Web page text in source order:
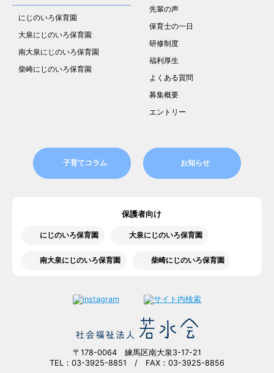
にじのいろ保育園
大泉にじのいろ保育園
南大泉にじのいろ保育園
柴崎にじのいろ保育園
先輩の声
保育士の一日
研修制度
福利厚生
よくある質問
募集概要
エントリー
子育てコラム お知らせ
保護者向け
にじのいろ保育園 大泉にじのいろ保育園
南大泉にじのいろ保育園 柴崎にじのいろ保育園
〒178-0064 練馬区南大泉3-17-21
TEL：03-3925-8851 / FAX：03-3925-8856